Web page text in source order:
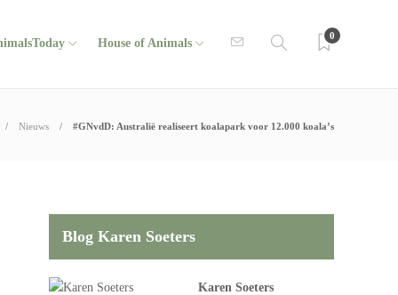
House of Animals
0
Nieuws #GNvdD: Australië realiseert koalapark voor 12.000 koala’s
Blog Karen Soeters
Karen Soeters